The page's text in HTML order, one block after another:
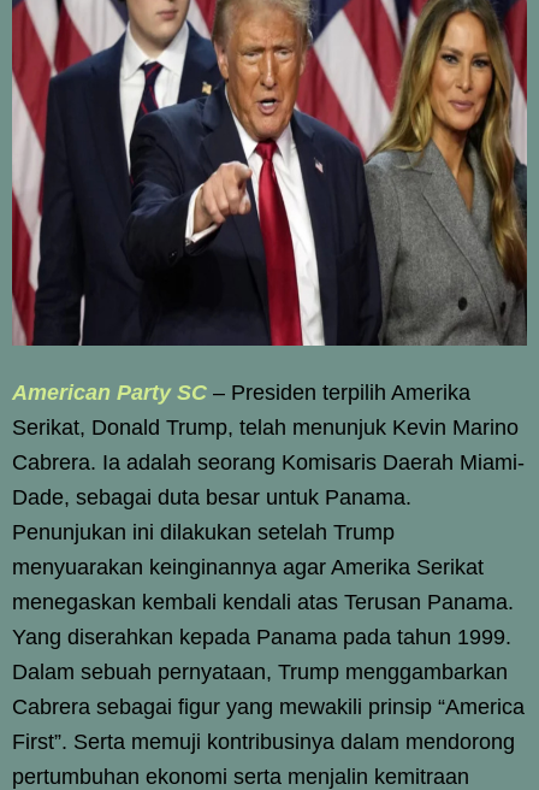
American Party SC – Presiden terpilih Amerika
Serikat, Donald Trump, telah menunjuk Kevin Marino
Cabrera. Ia adalah seorang Komisaris Daerah Miami-
Dade, sebagai duta besar untuk Panama.
Penunjukan ini dilakukan setelah Trump
menyuarakan keinginannya agar Amerika Serikat
menegaskan kembali kendali atas Terusan Panama.
Yang diserahkan kepada Panama pada tahun 1999.
Dalam sebuah pernyataan, Trump menggambarkan
Cabrera sebagai figur yang mewakili prinsip “America
First”. Serta memuji kontribusinya dalam mendorong
pertumbuhan ekonomi serta menjalin kemitraan